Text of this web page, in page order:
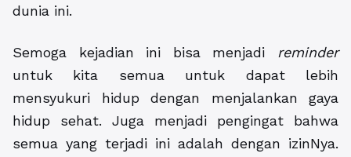
dunia ini.
Semoga kejadian ini bisa menjadi reminder
untuk kita semua untuk dapat lebih
mensyukuri hidup dengan menjalankan gaya
hidup sehat. Juga menjadi pengingat bahwa
semua yang terjadi ini adalah dengan izinNya.